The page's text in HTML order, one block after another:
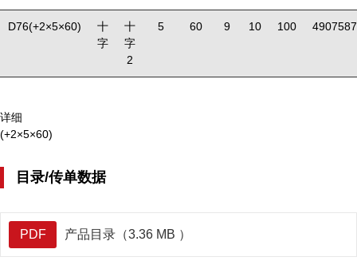
D76(+2×5×60)
十
字
十
字
2
5 60 9 10 100
详细
(+2×5×60)
目录/传单数据
PDF 产品目录（3.36 MB ）